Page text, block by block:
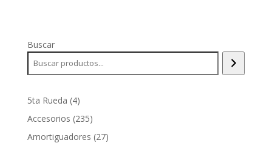
Buscar
5ta Rueda 44
productos
Accesorios 235235
productos
Amortiguadores 2727